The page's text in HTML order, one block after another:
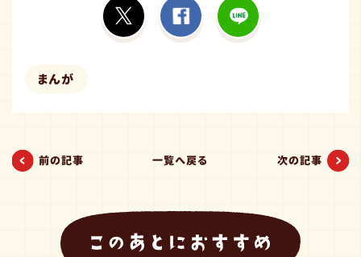
まんが
前の記事 一覧へ戻る 次の記事